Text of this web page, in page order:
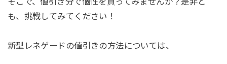
も、挑戦してみてください！
新型レネゲードの値引きの方法については、